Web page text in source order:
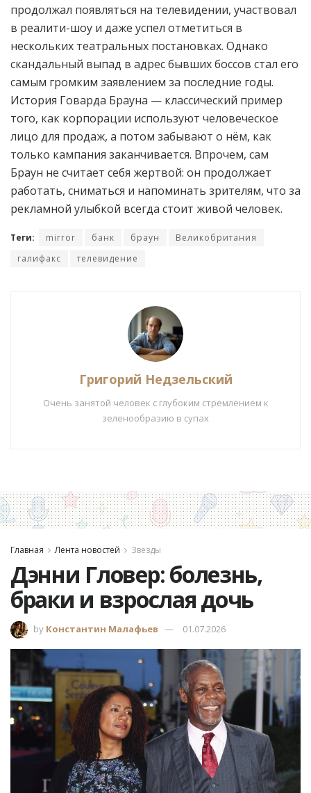
продолжал появляться на телевидении, участвовал
в реалити-шоу и даже успел отметиться в
нескольких театральных постановках. Однако
скандальный выпад в адрес бывших боссов стал его
самым громким заявлением за последние годы.
История Говарда Брауна — классический пример
того, как корпорации используют человеческое
лицо для продаж, а потом забывают о нём, как
только кампания заканчивается. Впрочем, сам
Браун не считает себя жертвой: он продолжает
работать, сниматься и напоминать зрителям, что за
рекламной улыбкой всегда стоит живой человек.
Теги: mirror банк браун
Великобритания
галифакс
телевидение
Григорий Недзельский
Очень занятой человек с глубоким стремлением к
зеленообразию в супах
Главная Лента новостей Звезды
Дэнни Гловер: болезнь,
браки и взрослая дочь
by Константин Малафьев 01.07.2026